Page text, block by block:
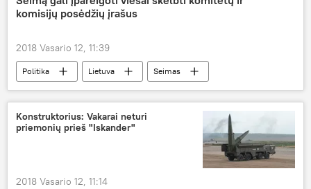
mirtinas ginklas
komisijų posėdžių įrašus
2018 Vasario 12, 11:39
Politika Lietuva
Seimas
Lietuvos valstiečių ir žaliųjų sąjunga (LVŽS)
Konstruktorius: Vakarai neturi
priemonių prieš "Iskander"
2018 Vasario 12, 11:14